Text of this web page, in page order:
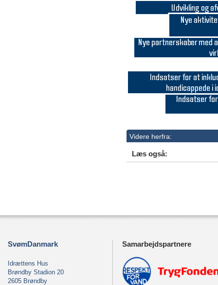
Videre herfra:
Læs også:
SvømDanmark
Idrættens Hus
Brøndby Stadion 20
2605 Brøndby
Samarbejdspartnere